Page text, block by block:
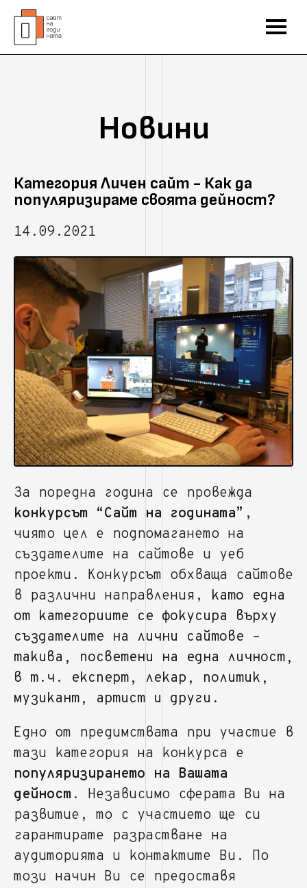
Новини
Категория Личен сайт - Как да
популяризираме своята дейност?
14.09.2021
За поредна година се провежда
конкурсът “Сайт на годината” ,
чиято цел е подпомагането на
създателите на сайтове и уеб
проекти. Конкурсът обхваща сайтове
в различни направления, като една
от категориите се фокусира върху
създателите на лични сайтове –
такива, посветени на една личност,
в т.ч. експерт, лекар, политик,
музикант, артист и други.
Едно от предимствата при участие в
тази категория на конкурса е
популяризирането на Вашата
дейност . Независимо сферата Ви на
развитие, то с участието ще си
гарантирате разрастване на
аудиторията и контактите Ви. По
този начин Ви се предоставя